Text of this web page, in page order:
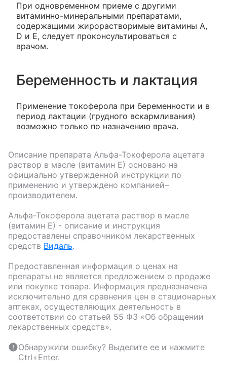
При одновременном приеме с другими
витаминно-минеральными препаратами,
содержащими жирорастворимые витамины A,
D и Е, следует проконсультироваться с
врачом.
Беременность и лактация
Применение токоферола при беременности и в
период лактации (грудного вскармливания)
возможно только по назначению врача.
Описание препарата Альфа-Токоферола ацетата
раствор в масле (витамин Е) основано на
официально утвержденной инструкции по
применению и утверждено компанией–
производителем.
Альфа-Токоферола ацетата раствор в масле
(витамин Е) - описание и инструкция
предоставлены справочником лекарственных
средств Видаль.
Предоставленная информация о ценах на
препараты не является предложением о продаже
или покупке товара. Информация предназначена
исключительно для сравнения цен в стационарных
аптеках, осуществляющих деятельность в
соответствии со статьей 55 ФЗ «Об обращении
лекарственных средств».
Обнаружили ошибку? Выделите ее и нажмите
Ctrl+Enter.